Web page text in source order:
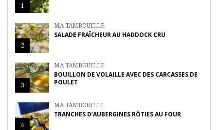
1
2
MA TAMBOUILLE
SALADE FRAÎCHEUR AU HADDOCK CRU
3
MA TAMBOUILLE
BOUILLON DE VOLAILLE AVEC DES CARCASSES DE
POULET
4
MA TAMBOUILLE
TRANCHES D’AUBERGINES RÔTIES AU FOUR